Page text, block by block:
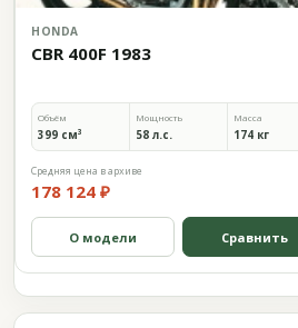
HONDA
CBR 400F 1983
Объём
399 см³
Мощность
58 л.с.
Масса
174 кг
Средняя цена в архиве
178 124 ₽
О модели Сравнить